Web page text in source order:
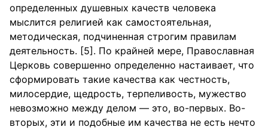
определенных душевных качеств человека
мыслится религией как самостоятельная,
методическая, подчиненная строгим правилам
деятельность. [5]. По крайней мере, Православная
Церковь совершенно определенно настаивает, что
сформировать такие качества как честность,
милосердие, щедрость, терпеливость, мужество
невозможно между делом — это, во-первых. Во-
вторых, эти и подобные им качества не есть нечто